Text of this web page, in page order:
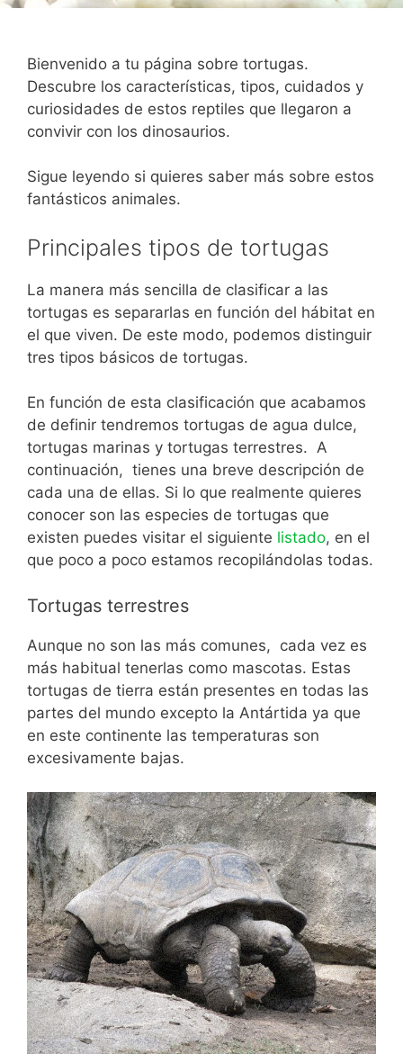
Bienvenido a tu página sobre tortugas.
Descubre los características, tipos, cuidados y
curiosidades de estos reptiles que llegaron a
convivir con los dinosaurios.
Sigue leyendo si quieres saber más sobre estos
fantásticos animales.
Principales tipos de tortugas
La manera más sencilla de clasificar a las
tortugas es separarlas en función del hábitat en
el que viven. De este modo, podemos distinguir
tres tipos básicos de tortugas.
En función de esta clasificación que acabamos
de definir tendremos tortugas de agua dulce,
tortugas marinas y tortugas terrestres. A
continuación, tienes una breve descripción de
cada una de ellas. Si lo que realmente quieres
conocer son las especies de tortugas que
existen puedes visitar el siguiente listado, en el
que poco a poco estamos recopilándolas todas.
Tortugas terrestres
Aunque no son las más comunes, cada vez es
más habitual tenerlas como mascotas. Estas
tortugas de tierra están presentes en todas las
partes del mundo excepto la Antártida ya que
en este continente las temperaturas son
excesivamente bajas.